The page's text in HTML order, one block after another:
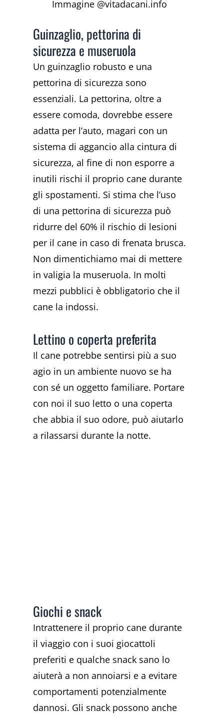
Immagine @vitadacani.info
Guinzaglio, pettorina di
sicurezza e museruola
Un guinzaglio robusto e una
pettorina di sicurezza sono
essenziali. La pettorina, oltre a
essere comoda, dovrebbe essere
adatta per l’auto, magari con un
sistema di aggancio alla cintura di
sicurezza, al fine di non esporre a
inutili rischi il proprio cane durante
gli spostamenti. Si stima che l’uso
di una pettorina di sicurezza può
ridurre del 60% il rischio di lesioni
per il cane in caso di frenata brusca.
Non dimentichiamo mai di mettere
in valigia la museruola. In molti
mezzi pubblici è obbligatorio che il
cane la indossi.
Lettino o coperta preferita
Il cane potrebbe sentirsi più a suo
agio in un ambiente nuovo se ha
con sé un oggetto familiare. Portare
con noi il suo letto o una coperta
che abbia il suo odore, può aiutarlo
a rilassarsi durante la notte.
Giochi e snack
Intrattenere il proprio cane durante
il viaggio con i suoi giocattoli
preferiti e qualche snack sano lo
aiuterà a non annoiarsi e a evitare
comportamenti potenzialmente
dannosi. Gli snack possono anche